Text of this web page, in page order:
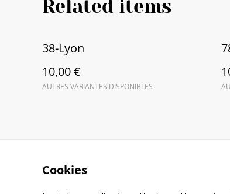
Related items
38-Lyon
10,00 €
AUTRES VARIANTES DISPONIBLES
Cookies